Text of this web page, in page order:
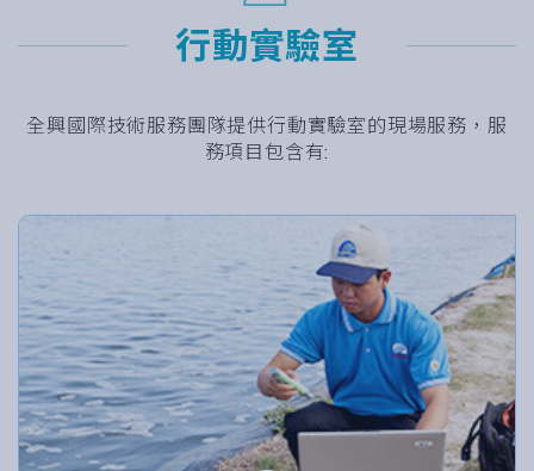
行動實驗室
全興國際技術服務團隊提供行動實驗室的現場服務，服
務項目包含有: